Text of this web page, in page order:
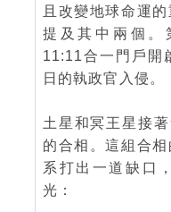
且改變地球命運
提及其中兩個。
11:11合一門戶開
日的執政官入侵。
土星和冥王星接
的合相。這組合
系打出一道缺口
光：